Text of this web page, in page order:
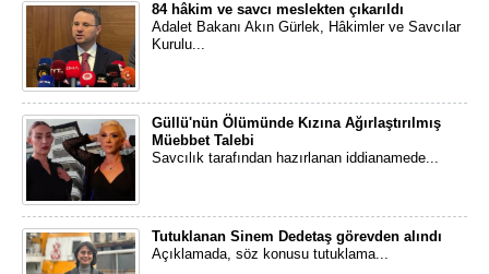
84 hâkim ve savcı meslekten çıkarıldı
Adalet Bakanı Akın Gürlek, Hâkimler ve Savcılar
Kurulu...
Güllü'nün Ölümünde Kızına Ağırlaştırılmış
Müebbet Talebi
Savcılık tarafından hazırlanan iddianamede...
Tutuklanan Sinem Dedetaş görevden alındı
Açıklamada, söz konusu tutuklama...